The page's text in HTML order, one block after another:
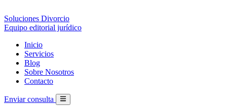
Soluciones Divorcio
Equipo editorial jurídico
Inicio
Servicios
Blog
Sobre Nosotros
Contacto
Enviar consulta